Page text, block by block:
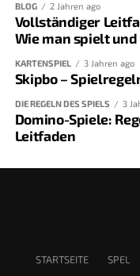
BLOG 2 Jahren ago
Vollständiger
Wie man spielt
KARTENSPIEL 3 Jahren ago
Skipbo –
DIE REGELN DES SPIELS 3
Domino-Spiele:
Leitfaden
STARTSEITE SPEL